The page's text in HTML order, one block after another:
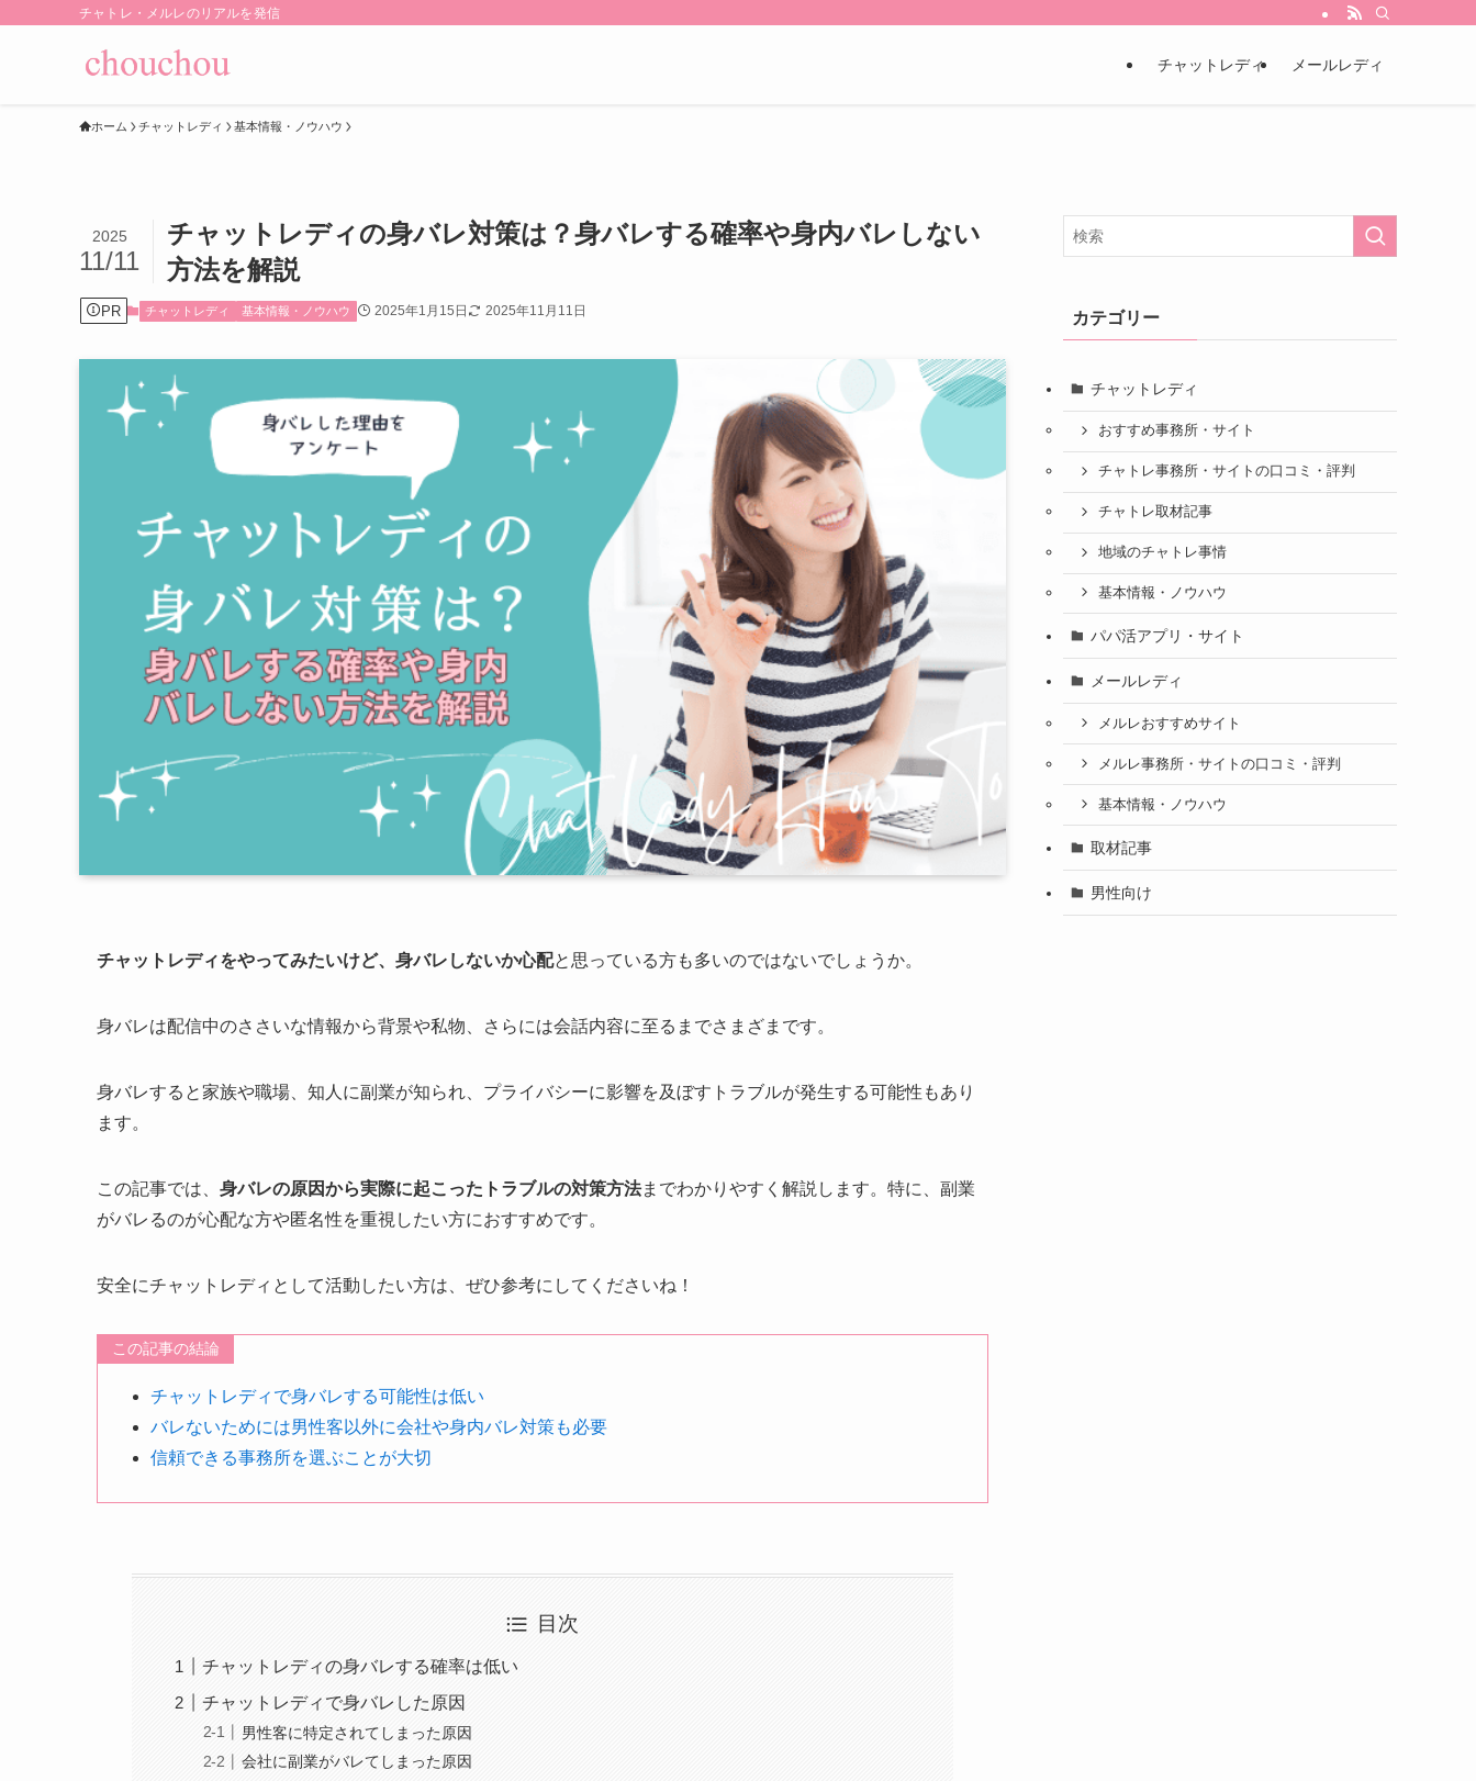
チャトレ・メルレのリアルを発信
チャットレディ メールレディ
ホーム チャットレディ 基本情報・ノウハウ
チャットレディの身バレ対策は？身バレする確率や身内バレしない
方法を解説
2025
11/11
PR チャットレディ 基本情報・ノウハウ 2025年1月15日 2025年11月11日
チャットレディをやってみたいけど、身バレしないか心配と思っている方も多いのではないでしょうか。
身バレは配信中のささいな情報から背景や私物、さらには会話内容に至るまでさまざまです。
身バレすると家族や職場、知人に副業が知られ、プライバシーに影響を及ぼすトラブルが発生する可能性もあり
ます。
この記事では、 身バレの原因から実際に起こったトラブルの対策方法までわかりやすく解説します。特に、副業
がバレるのが心配な方や匿名性を重視したい方におすすめです。
安全にチャットレディとして活動したい方は、ぜひ参考にしてくださいね！
この記事の結論
チャットレディで身バレする可能性は低い
バレないためには男性客以外に会社や身内バレ対策も必要
信頼できる事務所を選ぶことが大切
目次
チャットレディの身バレする確率は低い
チャットレディで身バレした原因
男性客に特定されてしまった原因
会社に副業がバレてしまった原因
カテゴリー
チャットレディ
おすすめ事務所・サイト
チャトレ事務所・サイトの口コミ・評判
チャトレ取材記事
地域のチャトレ事情
基本情報・ノウハウ
パパ活アプリ・サイト
メールレディ
メルレおすすめサイト
メルレ事務所・サイトの口コミ・評判
基本情報・ノウハウ
取材記事
男性向け